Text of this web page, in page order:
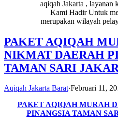
aqiqah Jakarta , layanan
Kami Hadir Untuk
merupakan wilayah
PAKET AQIQAH
NIKMAT DAERAH
TAMAN SARI
Aqiqah Jakarta Barat·Februari 11,
PAKET AQIQAH MURAH
PINANGSIA TAMAN